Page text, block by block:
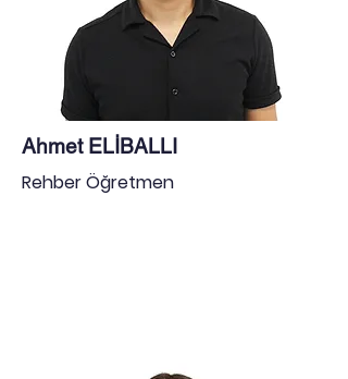
Ahmet ELİBALLI
Rehber Öğretmen